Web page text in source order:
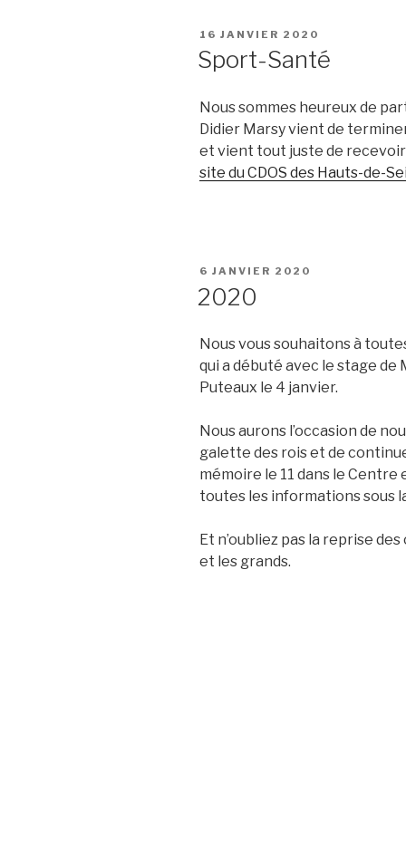
PUBLIÉ
16 JANVIER 2020
Sport-Santé
Nous sommes heureux de
Didier Marsy vient de
et vient tout juste de recevoir
site du CDOS des Hauts-de-
PUBLIÉ
6 JANVIER 2020
2020
Nous vous souhaitons à
qui a débuté avec le stage de
Puteaux le 4 janvier.
Nous aurons l’occasion de
galette des rois et de
mémoire le 11 dans le
toutes les informations sous
Et n’oubliez pas la reprise
et les grands.